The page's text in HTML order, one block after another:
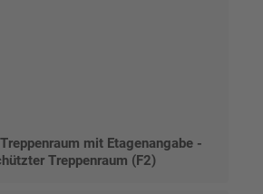
mit Etagenangabe -
Treppenraum (F2)